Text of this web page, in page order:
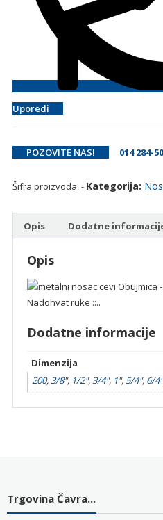
Uporedi
POZOVITE NAS! 014 284-
Šifra proizvoda: - Kategorija:
Opis Dodatne
Opis
Dodatne informacije
Dimenzija
200,3/8", 1/2",3/4", 1", 5/4", 6/4"
Trgovina Čavra...